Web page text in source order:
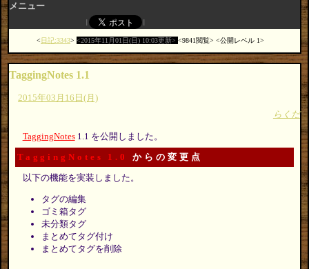
メニュー
日記:3343 2015年11月01日(日) 10:03更新 9841閲覧 公開レベル 1
TaggingNotes 1.1
2015年03月16日(月)
らくだ
TaggingNotes1.1 を公開しました。
TaggingNotes 1.0 からの変更点
以下の機能を実装しました。
タグの編集
ゴミ箱タグ
未分類タグ
まとめてタグ付け
まとめてタグを削除